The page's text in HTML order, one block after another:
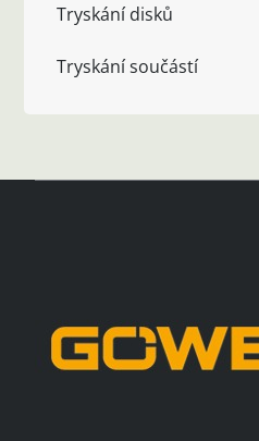
Tryskání disků
Tryskání součástí